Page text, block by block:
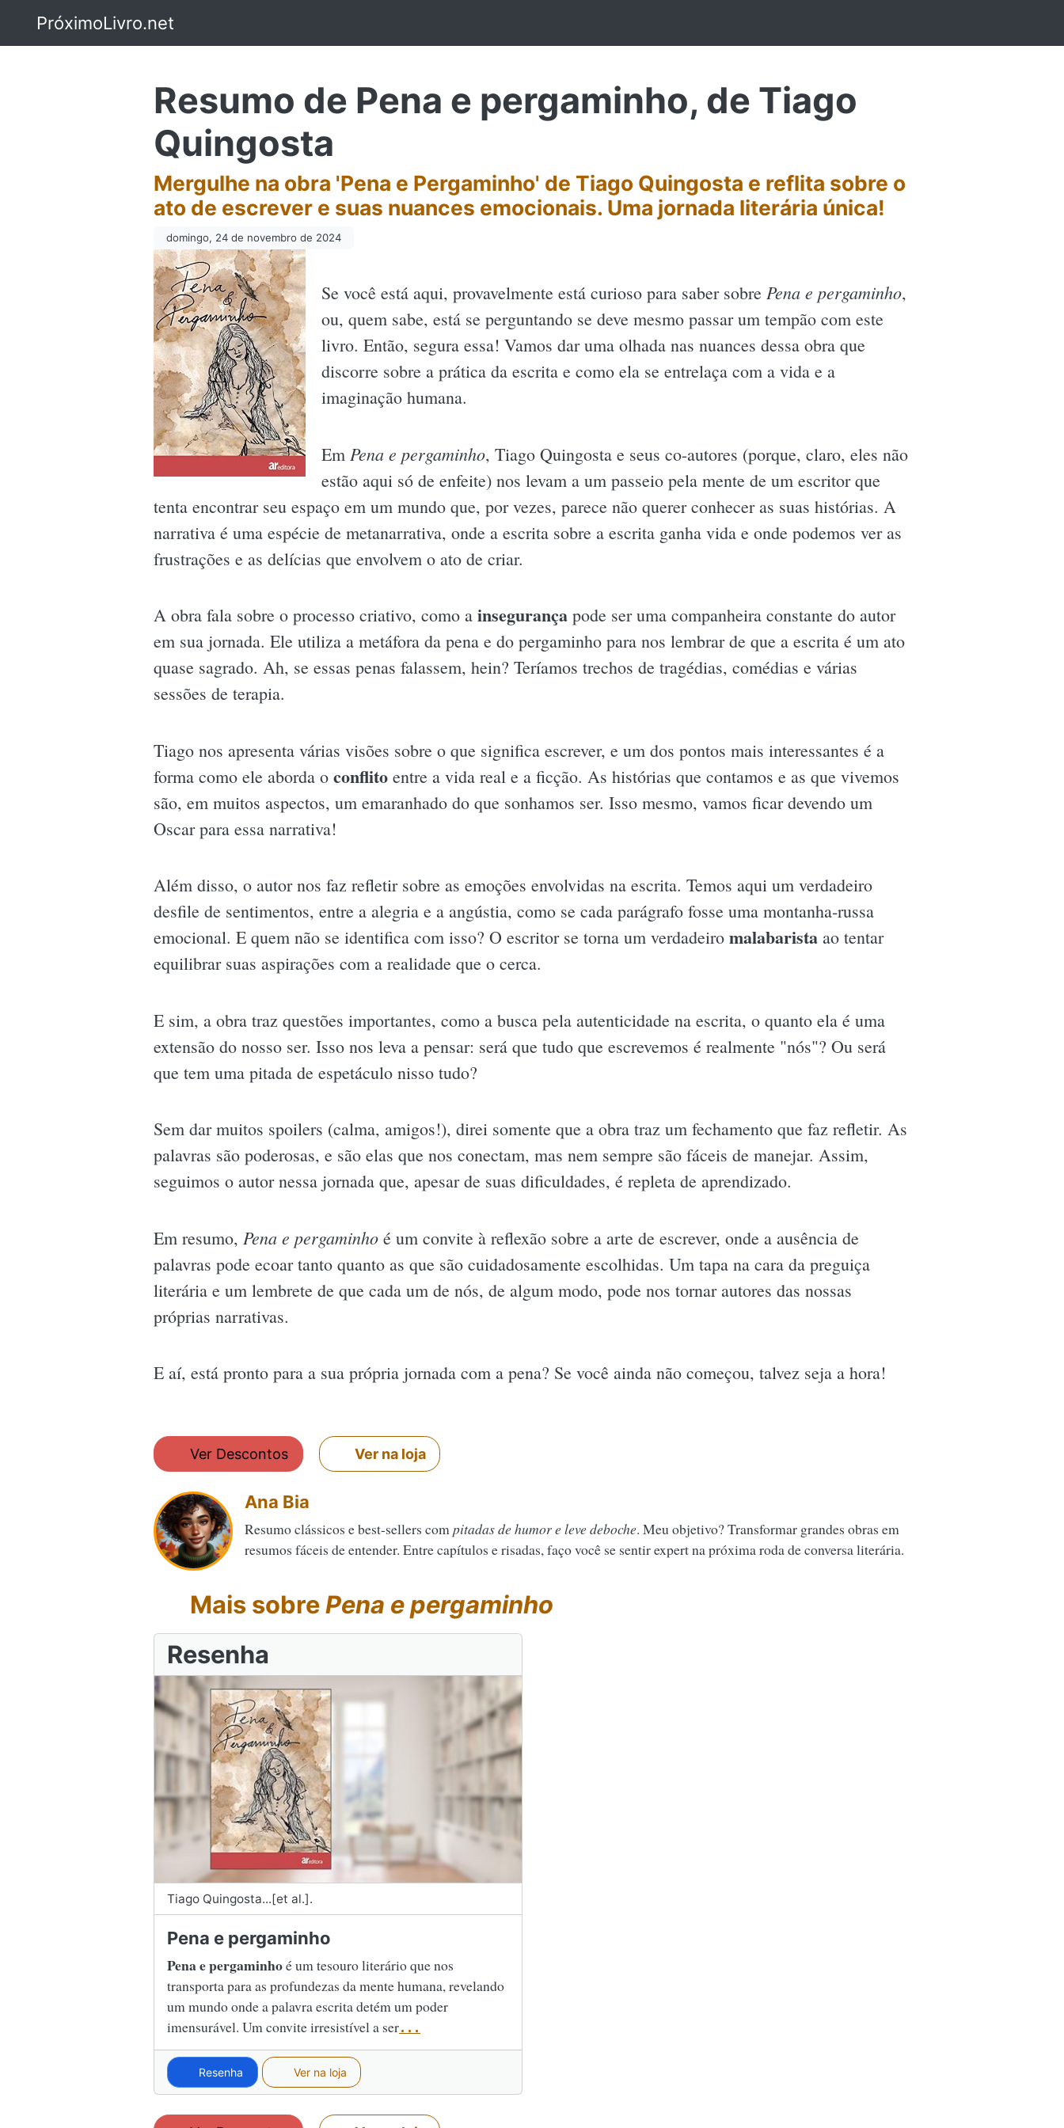
PróximoLivro.net
Resumo de Pena e pergaminho, de Tiago
Quingosta
Mergulhe na obra 'Pena e Pergaminho' de Tiago Quingosta e reflita sobre o
ato de escrever e suas nuances emocionais. Uma jornada literária única!
domingo, 24 de novembro de 2024
Se você está aqui, provavelmente está curioso para saber sobre Pena e pergaminho,
ou, quem sabe, está se perguntando se deve mesmo passar um tempão com este
livro. Então, segura essa! Vamos dar uma olhada nas nuances dessa obra que
discorre sobre a prática da escrita e como ela se entrelaça com a vida e a
imaginação humana.
Em Pena e pergaminho, Tiago Quingosta e seus co-autores (porque, claro, eles não
estão aqui só de enfeite) nos levam a um passeio pela mente de um escritor que
tenta encontrar seu espaço em um mundo que, por vezes, parece não querer conhecer as suas histórias. A
narrativa é uma espécie de metanarrativa, onde a escrita sobre a escrita ganha vida e onde podemos ver as
frustrações e as delícias que envolvem o ato de criar.
A obra fala sobre o processo criativo, como a insegurança pode ser uma companheira constante do autor
em sua jornada. Ele utiliza a metáfora da pena e do pergaminho para nos lembrar de que a escrita é um ato
quase sagrado. Ah, se essas penas falassem, hein? Teríamos trechos de tragédias, comédias e várias
sessões de terapia.
Tiago nos apresenta várias visões sobre o que significa escrever, e um dos pontos mais interessantes é a
forma como ele aborda o conflito entre a vida real e a ficção. As histórias que contamos e as que vivemos
são, em muitos aspectos, um emaranhado do que sonhamos ser. Isso mesmo, vamos ficar devendo um
Oscar para essa narrativa!
Além disso, o autor nos faz refletir sobre as emoções envolvidas na escrita. Temos aqui um verdadeiro
desfile de sentimentos, entre a alegria e a angústia, como se cada parágrafo fosse uma montanha-russa
emocional. E quem não se identifica com isso? O escritor se torna um verdadeiro malabarista ao tentar
equilibrar suas aspirações com a realidade que o cerca.
E sim, a obra traz questões importantes, como a busca pela autenticidade na escrita, o quanto ela é uma
extensão do nosso ser. Isso nos leva a pensar: será que tudo que escrevemos é realmente "nós"? Ou será
que tem uma pitada de espetáculo nisso tudo?
Sem dar muitos spoilers (calma, amigos!), direi somente que a obra traz um fechamento que faz refletir. As
palavras são poderosas, e são elas que nos conectam, mas nem sempre são fáceis de manejar. Assim,
seguimos o autor nessa jornada que, apesar de suas dificuldades, é repleta de aprendizado.
Em resumo, Pena e pergaminho é um convite à reflexão sobre a arte de escrever, onde a ausência de
palavras pode ecoar tanto quanto as que são cuidadosamente escolhidas. Um tapa na cara da preguiça
literária e um lembrete de que cada um de nós, de algum modo, pode nos tornar autores das nossas
próprias narrativas.
E aí, está pronto para a sua própria jornada com a pena? Se você ainda não começou, talvez seja a hora!
Ver Descontos Ver na loja
Ana Bia
Resumo clássicos e best-sellers compitadas de humor e leve deboche. Meu objetivo? Transformar grandes obras em
resumos fáceis de entender. Entre capítulos e risadas, faço você se sentir expert na próxima roda de conversa literária.
Mais sobrePena e pergaminho
Resenha
Tiago Quingosta...[et al.].
Pena e pergaminho
Pena e pergaminhoé um tesouro literário que nos
transporta para as profundezas da mente humana, revelando
um mundo onde a palavra escrita detém um poder
imensurável. Um convite irresistível a ser...
Resenha Ver na loja